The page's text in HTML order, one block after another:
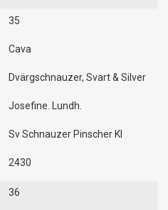
35
Cava
Dvärgschnauzer, Svart & Silver
Josefine. Lundh.
Sv Schnauzer Pinscher Kl
2430
36